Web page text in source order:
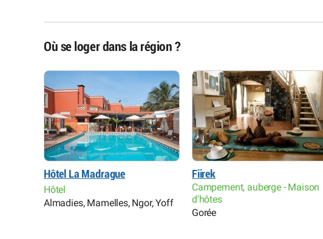
Où se loger dans la région ?
Hôtel La Madrague
Hôtel
Almadies, Mamelles, Ngor, Yoff
Fiirek
Campement, auberge - Maison
d'hôtes
Gorée